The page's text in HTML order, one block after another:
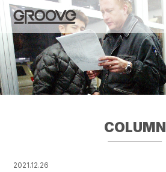
Groove 自転車 カフェ 輸入車・国産車のチ
ューニング/販売
COLUMN
2021.12.26